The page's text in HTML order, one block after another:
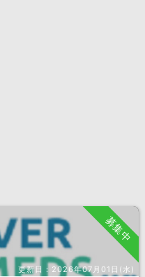
募集中
更新日： 2026年07月01日(水)